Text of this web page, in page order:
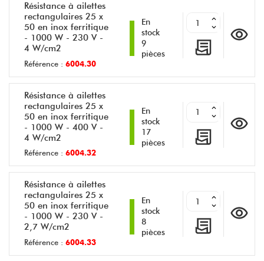
Résistance à ailettes
rectangulaires 25 x
50 en inox ferritique
- 1000 W - 230 V -
4 W/cm2
Référence : 6004.30
En
stock
9
pièces
Résistance à ailettes
rectangulaires 25 x
50 en inox ferritique
- 1000 W - 400 V -
4 W/cm2
Référence : 6004.32
En
stock
17
pièces
Résistance à ailettes
rectangulaires 25 x
50 en inox ferritique
- 1000 W - 230 V -
2,7 W/cm2
Référence : 6004.33
En
stock
8
pièces